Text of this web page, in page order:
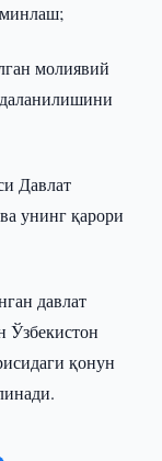
молиявий
Давлат
унинг қарори
давлат
Ўзбекистон
қонун